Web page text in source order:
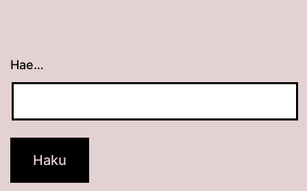
Hae…
Kun tuloksia tulee, voit selata niitä